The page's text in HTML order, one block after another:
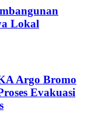
Lokal
Argo Bromo
Evakuasi